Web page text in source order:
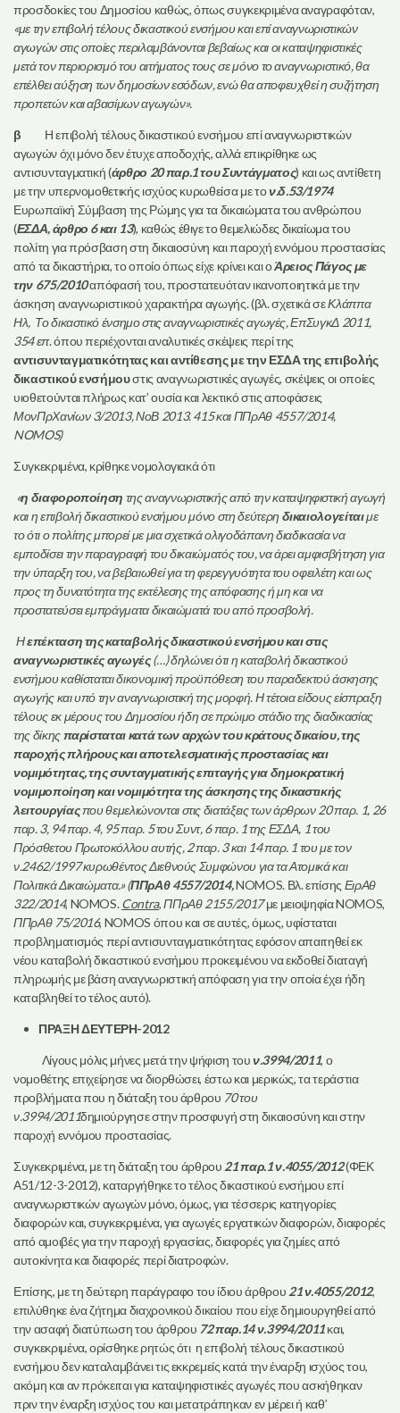
προσδοκίες του Δημοσίου καθώς, όπως συγκεκριμένα αναγραφόταν,
«με την επιβολή τέλους δικαστικού ενσήμου και επί αναγνωριστικών
αγωγών στις οποίες περιλαμβάνονται βεβαίως και οι καταψηφιστικές
μετά τον περιορισμό του αιτήματος τους σε μόνο το αναγνωριστικό, θα
επέλθει αύξηση των δημοσίων εσόδων, ενώ θα αποφευχθεί η συζήτηση
προπετών και αβασίμων αγωγών».
β Η επιβολή τέλους δικαστικού ενσήμου επί αναγνωριστικών
αγωγών όχι μόνο δεν έτυχε αποδοχής, αλλά επικρίθηκε ως
αντισυνταγματική (άρθρο 20 παρ.1 του Συντάγματος) και ως αντίθετη
με την υπερνομοθετικής ισχύος κυρωθείσα με τον.δ.53/1974
Ευρωπαϊκή Σύμβαση της Ρώμης για τα δικαιώματα του ανθρώπου
(ΕΣΔΑ, άρθρο 6 και 13), καθώς έθιγε το θεμελιώδες δικαίωμα του
πολίτη για πρόσβαση στη δικαιοσύνη και παροχή εννόμου προστασίας
από τα δικαστήρια, το οποίο όπως είχε κρίνει και οΆρειος Πάγος με
την 675/2010απόφασή του, προστατευόταν ικανοποιητικά με την
άσκηση αναγνωριστικού χαρακτήρα αγωγής. (βλ. σχετικά σεΚλάππα
Ηλ, Το δικαστικό ένσημο στις αναγνωριστικές αγωγές, ΕπΣυγκΔ 2011,
354 επ. όπου περιέχονται αναλυτικές σκέψεις περί της
αντισυνταγματικότητας και αντίθεσης με την ΕΣΔΑ της επιβολής
δικαστικού ενσήμουστις αναγνωριστικές αγωγές, σκέψεις οι οποίες
υιοθετούνται πλήρως κατ’ ουσία και λεκτικό στις αποφάσεις
ΜονΠρΧανίων 3/2013, ΝοΒ 2013. 415 και ΠΠρΑθ 4557/2014,
NOMOS)
Συγκεκριμένα, κρίθηκε νομολογιακά ότι
«η διαφοροποίηση της αναγνωριστικής από την καταψηφιστική αγωγή
και η επιβολή δικαστικού ενσήμου μόνο στη δεύτερη δικαιολογείταιμε
το ότι ο πολίτης μπορεί με μια σχετικά ολιγοδάπανη διαδικασία να
εμποδίσει την παραγραφή του δικαιώματός του, να άρει αμφισβήτηση για
την ύπαρξη του, να βεβαιωθεί για τη φερεγγυότητα του οφειλέτη και ως
προς τη δυνατότητα της εκτέλεσης της απόφασης ή μη και να
προστατεύσει εμπράγματα δικαιώματά του από προσβολή.
Ηεπέκταση της καταβολής δικαστικού ενσήμου και στις
αναγνωριστικές αγωγές(…) δηλώνει ότι η καταβολή δικαστικού
ενσήμου καθίσταται δικονομική προϋπόθεση του παραδεκτού άσκησης
αγωγής και υπό την αναγνωριστική της μορφή. Η τέτοια είδους είσπραξη
τέλους εκ μέρους του Δημοσίου ήδη σε πρώιμο στάδιο της διαδικασίας
της δίκηςπαρίσταται κατά των αρχών του κράτους δικαίου, της
παροχής πλήρους και αποτελεσματικής προστασίας και
νομιμότητας, της συνταγματικής επιταγής για δημοκρατική
νομιμοποίηση και νομιμότητα της άσκησης της δικαστικής
λειτουργίαςπου θεμελιώνονται στις διατάξεις των άρθρων 20 παρ. 1, 26
παρ. 3, 94 παρ. 4, 95 παρ. 5 του Συντ, 6 παρ. 1 της ΕΣΔΑ, 1 του
Πρόσθετου Πρωτοκόλλου αυτής, 2 παρ. 3 και 14 παρ. 1 του με τον
ν.2462/1997 κυρωθέντος Διεθνούς Συμφώνου για τα Ατομικά και
Πολιτικά Δικαιώματα.» (ΠΠρΑθ 4557/2014,NOMOS. Βλ. επίσης ΕιρΑθ
322/2014, NOMOS.Contra,ΠΠρΑθ 2155/2017με μειοψηφία NOMOS,
ΠΠρΑθ 75/2016, NOMOS όπου και σε αυτές, όμως, υφίσταται
προβληματισμός περί αντισυνταγματικότητας εφόσον απαιτηθεί εκ
νέου καταβολή δικαστικού ενσήμου προκειμένου να εκδοθεί διαταγή
πληρωμής με βάση αναγνωριστική απόφαση για την οποία έχει ήδη
καταβληθεί το τέλος αυτό).
ΠΡΑΞΗ ΔΕΥΤΕΡΗ-2012
Λίγους μόλις μήνες μετά την ψήφιση τουν.3994/2011, ο
νομοθέτης επιχείρησε να διορθώσει, έστω και μερικώς, τα τεράστια
προβλήματα που η διάταξη του άρθρου 70 του
ν.3994/2011δημιούργησε στην προσφυγή στη δικαιοσύνη και στην
παροχή εννόμου προστασίας.
Συγκεκριμένα, με τη διάταξη του άρθρου21 παρ.1 ν.4055/2012(ΦΕΚ
Α51/12-3-2012), καταργήθηκε το τέλος δικαστικού ενσήμου επί
αναγνωριστικών αγωγών μόνο, όμως, για τέσσερις κατηγορίες
διαφορών και, συγκεκριμένα, για αγωγές εργατικών διαφορών, διαφορές
από αμοιβές για την παροχή εργασίας, διαφορές για ζημίες από
αυτοκίνητα και διαφορές περί διατροφών.
Επίσης, με τη δεύτερη παράγραφο του ίδιου άρθρου21 ν.4055/2012,
επιλύθηκε ένα ζήτημα διαχρονικού δικαίου που είχε δημιουργηθεί από
την ασαφή διατύπωση του άρθρου 72 παρ.14 ν.3994/2011και,
συγκεκριμένα, ορίσθηκε ρητώς ότι η επιβολή τέλους δικαστικού
ενσήμου δεν καταλαμβάνει τις εκκρεμείς κατά την έναρξη ισχύος του,
ακόμη και αν πρόκειται για καταψηφιστικές αγωγές που ασκήθηκαν
πριν την έναρξη ισχύος του και μετατράπηκαν εν μέρει ή καθ’